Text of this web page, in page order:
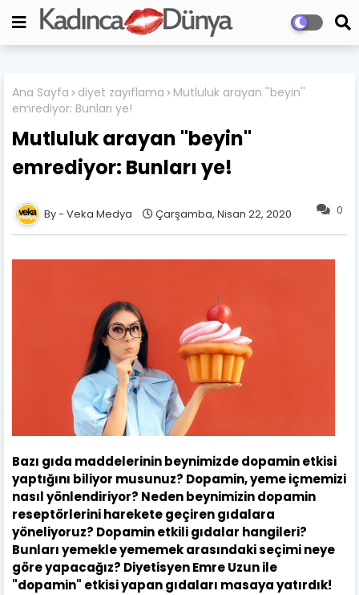
Ana Sayfa diyet zayıflama
Mutluluk arayan ''beyin''
emrediyor: Bunları ye!
Mutluluk arayan ''beyin''
emrediyor: Bunları ye!
0
Veka Medya Çarşamba, Nisan 22, 2020
Bazı gıda maddelerinin beynimizde dopamin etkisi
yaptığını biliyor musunuz? Dopamin, yeme içmemizi
nasıl yönlendiriyor? Neden beynimizin dopamin
reseptörlerini harekete geçiren gıdalara
yöneliyoruz? Dopamin etkili gıdalar hangileri?
Bunları yemekle yememek arasındaki seçimi neye
göre yapacağız? Diyetisyen Emre Uzun ile
"dopamin" etkisi yapan gıdaları masaya yatırdık!